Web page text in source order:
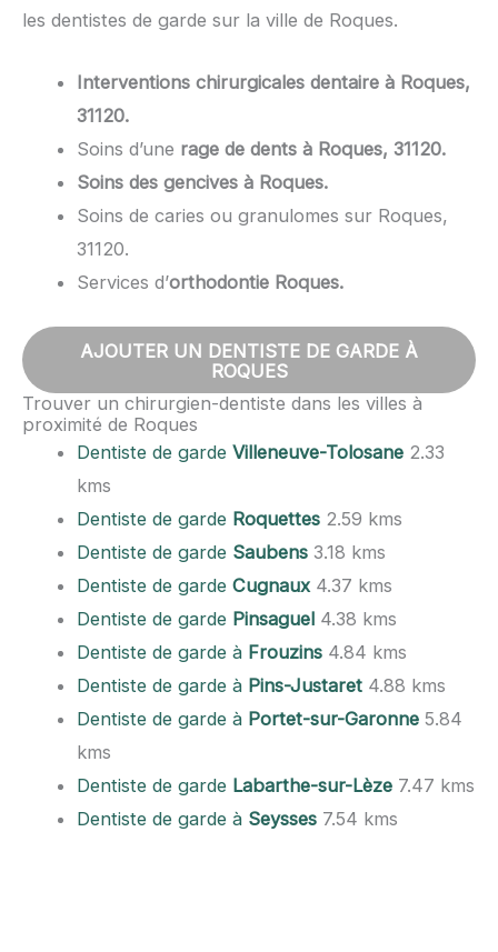
les dentistes de garde sur la ville de Roques.
Interventions chirurgicales dentaire à Roques,
31120.
Soins d’une rage de dents à Roques, 31120.
Soins des gencives à Roques.
Soins de caries ou granulomes sur Roques,
31120.
Services d’orthodontie Roques.
AJOUTER UN DENTISTE DE GARDE À
ROQUES
Trouver un chirurgien-dentiste dans les villes à
proximité de Roques
Dentiste de gardeVilleneuve-Tolosane 2.33
kms
Dentiste de garde Roquettes 2.59 kms
Dentiste de garde Saubens 3.18 kms
Dentiste de gardeCugnaux 4.37 kms
Dentiste de garde Pinsaguel 4.38 kms
Dentiste de garde à Frouzins 4.84 kms
Dentiste de garde à Pins-Justaret 4.88 kms
Dentiste de garde à Portet-sur-Garonne 5.84
kms
Dentiste de garde Labarthe-sur-Lèze 7.47 kms
Dentiste de garde à Seysses 7.54 kms